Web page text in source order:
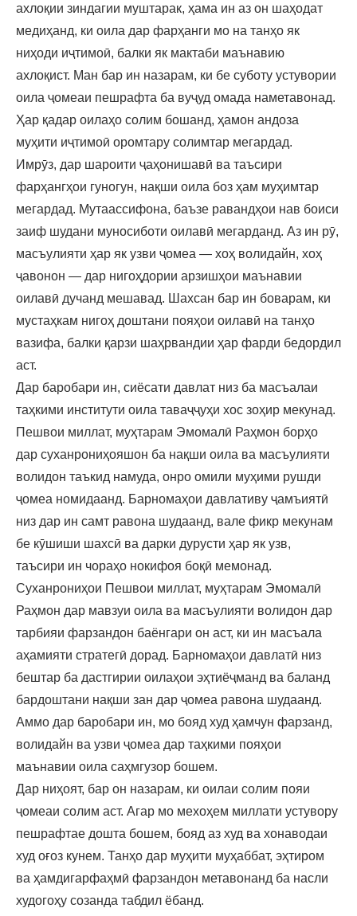
ахлоқии зиндагии муштарак, ҳама ин аз он шаҳодат
медиҳанд, ки оила дар фарҳанги мо на танҳо як
ниҳоди иҷтимоӣ, балки як мактаби маънавию
ахлоқист. Ман бар ин назарам, ки бе суботу устувории
оила ҷомеаи пешрафта ба вуҷуд омада наметавонад.
Ҳар қадар оилаҳо солим бошанд, ҳамон андоза
муҳити иҷтимоӣ оромтару солимтар мегардад.
Имрӯз, дар шароити ҷаҳонишавӣ ва таъсири
фарҳангҳои гуногун, нақши оила боз ҳам муҳимтар
мегардад. Мутаассифона, баъзе равандҳои нав боиси
заиф шудани муносиботи оилавӣ мегарданд. Аз ин рӯ,
масъулияти ҳар як узви ҷомеа — хоҳ волидайн, хоҳ
ҷавонон — дар нигоҳдории арзишҳои маънавии
оилавӣ дучанд мешавад. Шахсан бар ин боварам, ки
мустаҳкам нигоҳ доштани пояҳои оилавӣ на танҳо
вазифа, балки қарзи шаҳрвандии ҳар фарди бедордил
аст.
Дар баробари ин, сиёсати давлат низ ба масъалаи
таҳкими институти оила таваҷҷуҳи хос зоҳир мекунад.
Пешвои миллат, муҳтарам Эмомалӣ Раҳмон борҳо
дар суханрониҳояшон ба нақши оила ва масъулияти
волидон таъкид намуда, онро омили муҳими рушди
ҷомеа номидаанд. Барномаҳои давлативу ҷамъиятӣ
низ дар ин самт равона шудаанд, вале фикр мекунам
бе кӯшиши шахсӣ ва дарки дурусти ҳар як узв,
таъсири ин чораҳо нокифоя боқӣ мемонад.
Суханрониҳои Пешвои миллат, муҳтарам Эмомалӣ
Раҳмон дар мавзуи оила ва масъулияти волидон дар
тарбияи фарзандон баёнгари он аст, ки ин масъала
аҳамияти стратегӣ дорад. Барномаҳои давлатӣ низ
бештар ба дастгирии оилаҳои эҳтиёҷманд ва баланд
бардоштани нақши зан дар ҷомеа равона шудаанд.
Аммо дар баробари ин, мо бояд худ ҳамчун фарзанд,
волидайн ва узви ҷомеа дар таҳкими пояҳои
маънавии оила саҳмгузор бошем.
Дар ниҳоят, бар он назарам, ки оилаи солим пояи
ҷомеаи солим аст. Агар мо мехоҳем миллати устувору
пешрафтае дошта бошем, бояд аз худ ва хонаводаи
худ оғоз кунем. Танҳо дар муҳити муҳаббат, эҳтиром
ва ҳамдигарфаҳмӣ фарзандон метавонанд ба насли
худогоҳу созанда табдил ёбанд.